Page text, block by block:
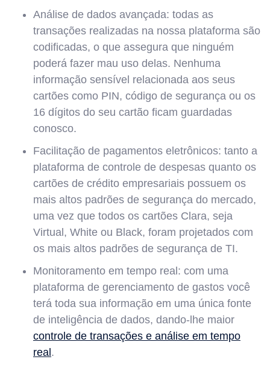
Análise de dados avançada: todas as
transações realizadas na nossa plataforma são
codificadas, o que assegura que ninguém
poderá fazer mau uso delas. Nenhuma
informação sensível relacionada aos seus
cartões como PIN, código de segurança ou os
16 dígitos do seu cartão ficam guardadas
conosco.
Facilitação de pagamentos eletrônicos: tanto a
plataforma de controle de despesas quanto os
cartões de crédito empresariais possuem os
mais altos padrões de segurança do mercado,
uma vez que todos os cartões Clara, seja
Virtual, White ou Black, foram projetados com
os mais altos padrões de segurança de TI.
Monitoramento em tempo real: com uma
plataforma de gerenciamento de gastos você
terá toda sua informação em uma única fonte
de inteligência de dados, dando-lhe maior
controle de transações e análise em tempo
real .